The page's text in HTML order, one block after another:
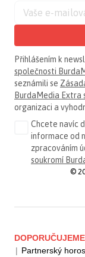
Přihlášením k
společnosti
seznámili se
BurdaMedia Extra
organizaci a
Chcete navíc
informace od
zpracováním
soukromí
©
DOPORUČUJEME
| Partnerský